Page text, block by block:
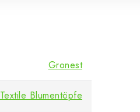
Gronest
Textile Blumentöpfe